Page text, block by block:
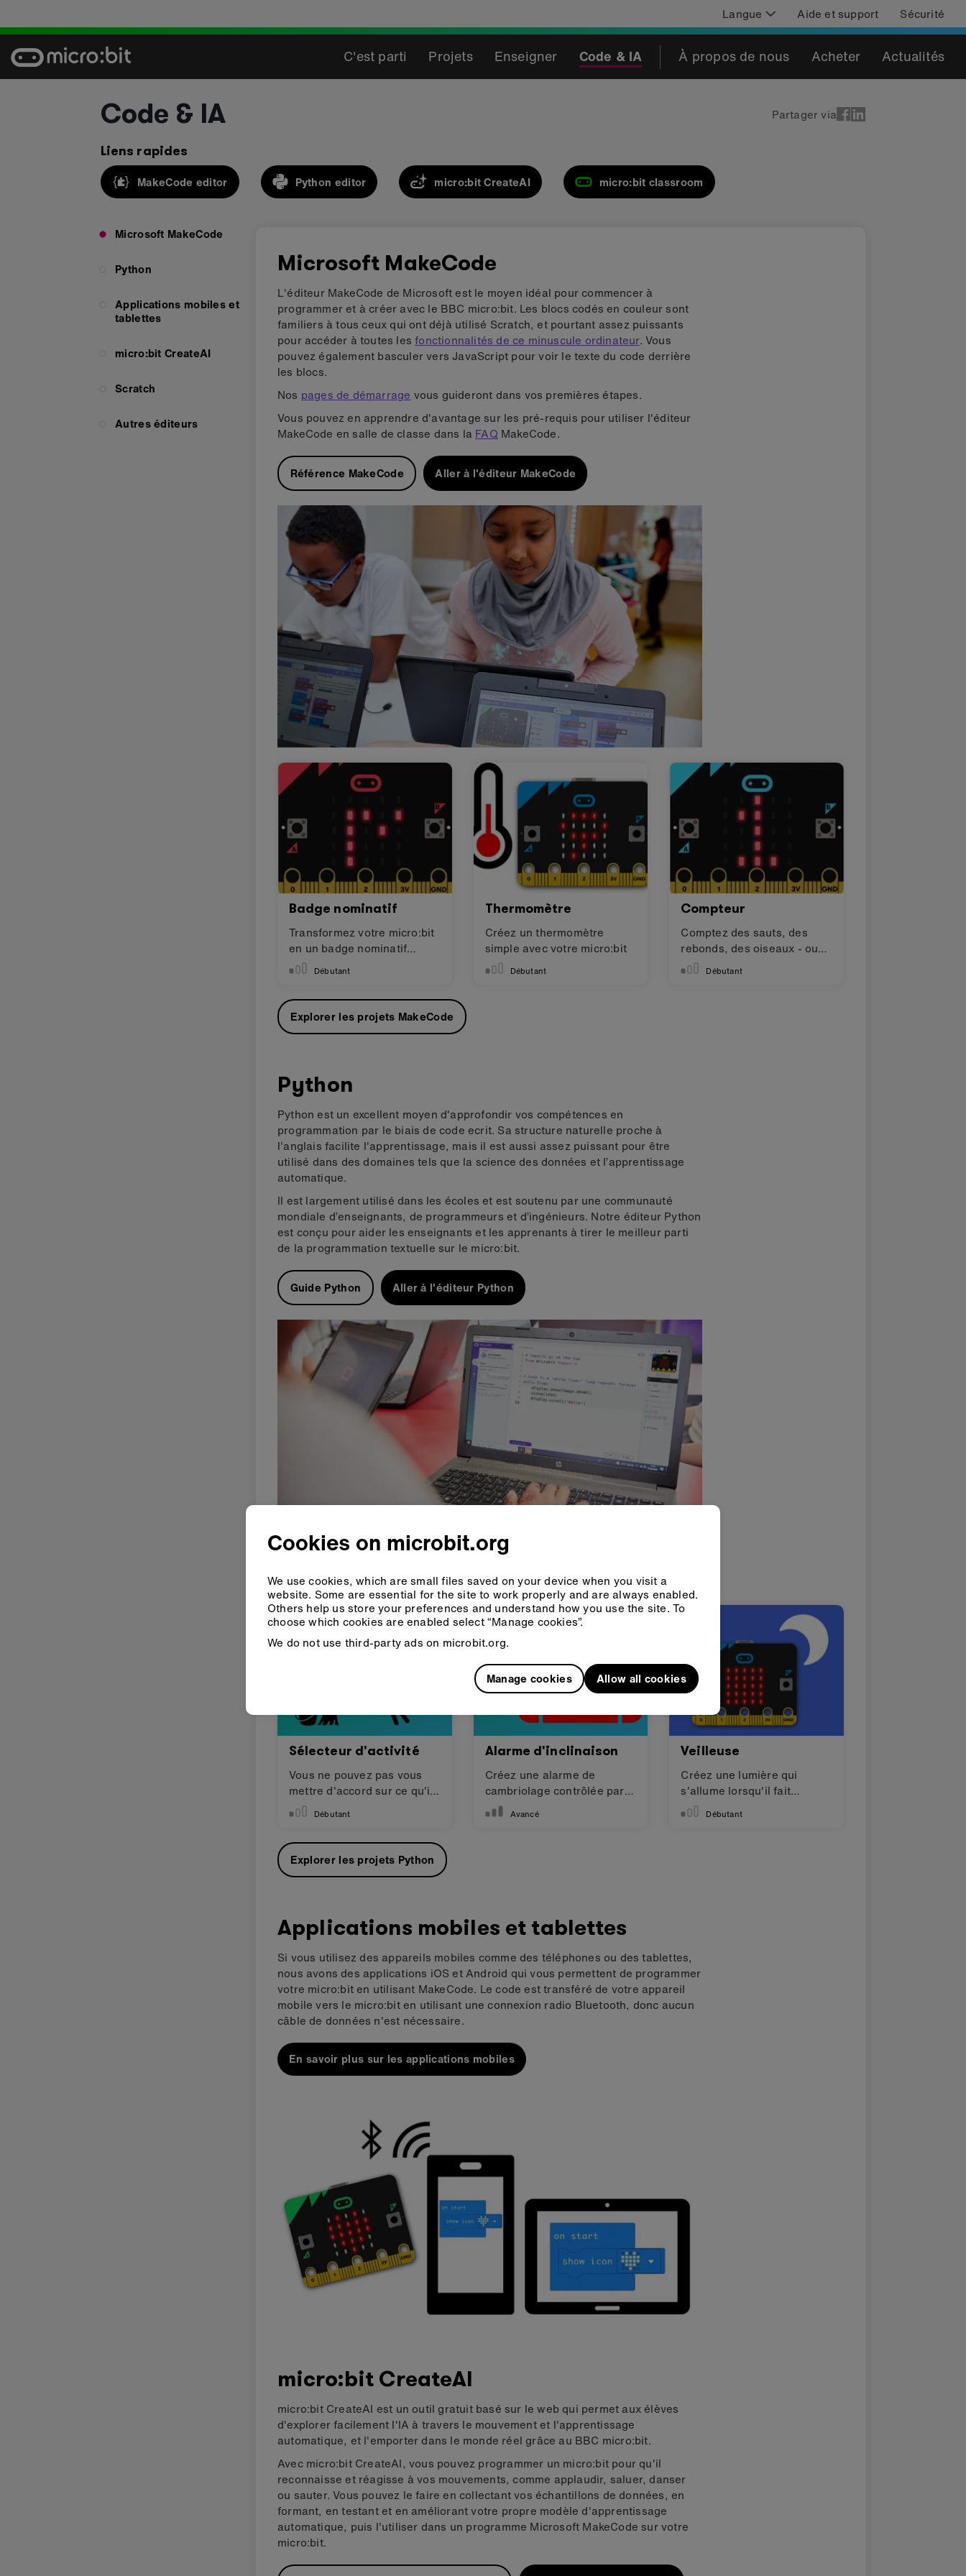
content
Langue Aide et support Sécurité
C'est parti Projets Enseigner Code & IA À propos de nous Acheter Actualités
Code & IA Partager via
Liens rapides
MakeCode editor Python editor micro:bit CreateAI micro:bit classroom
Microsoft MakeCode
Python
Applications mobiles et
tablettes
micro:bit CreateAI
Scratch
Autres éditeurs
Microsoft MakeCode
L'éditeur MakeCode de Microsoft est le moyen idéal pour commencer à
programmer et à créer avec le BBC micro:bit. Les blocs codés en couleur sont
familiers à tous ceux qui ont déjà utilisé Scratch, et pourtant assez puissants
pour accéder à toutes lesfonctionnalités de ce minuscule ordinateur. Vous
pouvez également basculer vers JavaScript pour voir le texte du code derrière
les blocs.
Nos pages de démarrage vous guideront dans vos premières étapes.
Vous pouvez en apprendre d'avantage sur les pré-requis pour utiliser l'éditeur
MakeCode en salle de classe dans la FAQ MakeCode.
Référence MakeCode Aller à l'éditeur MakeCode
Badge nominatif
Transformez votre micro:bit
en un badge nominatif
animéDébutant
Thermomètre
Créez un thermomètre
simple avec votre micro:bit
Débutant
Compteur
Comptez des sauts, des
rebonds, des oiseaux - ou
quoi que ce soit !
Débutant
Explorer les projets MakeCode
Python
Python est un excellent moyen d'approfondir vos compétences en
programmation par le biais de code ecrit. Sa structure naturelle proche à
l'anglais facilite l'apprentissage, mais il est aussi assez puissant pour être
utilisé dans des domaines tels que la science des données et l’apprentissage
automatique.
Il est largement utilisé dans les écoles et est soutenu par une communauté
mondiale d’enseignants, de programmeurs et d’ingénieurs. Notre éditeur Python
est conçu pour aider les enseignants et les apprenants à tirer le meilleur parti
de la programmation textuelle sur le micro:bit.
Guide Python Aller à l'éditeur Python
Sélecteur d'activité
Vous ne pouvez pas vous
mettre d'accord sur ce qu'il
faut faire? Laissez votre
micro:bit décider!
Débutant
Alarme d'inclinaison
Créez une alarme de
cambriolage contrôlée par
radio Avancé
Veilleuse
Créez une lumière qui
s'allume lorsqu'il fait
sombre.Débutant
Explorer les projets Python
Applications mobiles et tablettes
Si vous utilisez des appareils mobiles comme des téléphones ou des tablettes,
nous avons des applications iOS et Android qui vous permettent de programmer
votre micro:bit en utilisant MakeCode. Le code est transféré de votre appareil
mobile vers le micro:bit en utilisant une connexion radio Bluetooth, donc aucun
câble de données n'est nécessaire.
En savoir plus sur les applications mobiles
micro:bit CreateAI
micro:bit CreateAI est un outil gratuit basé sur le web qui permet aux élèves
d'explorer facilement l'IA à travers le mouvement et l'apprentissage
automatique, et l'emporter dans le monde réel grâce au BBC micro:bit.
Avec micro:bit CreateAI, vous pouvez programmer un micro:bit pour qu'il
reconnaisse et réagisse à vos mouvements, comme applaudir, saluer, danser
ou sauter. Vous pouvez le faire en collectant vos échantillons de données, en
formant, en testant et en améliorant votre propre modèle d'apprentissage
automatique, puis l'utiliser dans un programme Microsoft MakeCode sur votre
micro:bit.
Cookies on microbit.org
We use cookies, which are small files saved on your device when you visit a
website. Some are essential for the site to work properly and are always enabled.
Others help us store your preferences and understand how you use the site. To
choose which cookies are enabled select “Manage cookies”.
We do not use third-party ads on microbit.org.
Manage cookies Allow all cookies